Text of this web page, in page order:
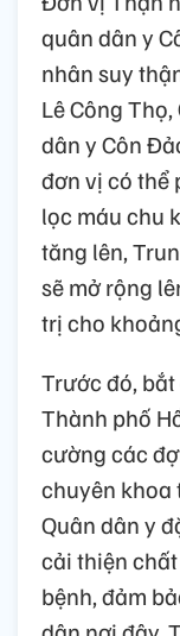
quân dân y
nhân suy
Lê Công
dân y Côn
đơn vị có thể
lọc máu chu
tăng lên,
sẽ mở rộng
trị cho
Trước đó,
Thành phố
cường các
chuyên khoa
Quân dân y
cải thiện
bệnh, đảm